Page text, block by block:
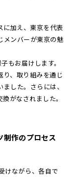
に加え、東京を代表
メンバーが東京の魅
もお届けします。
り、取り組みを通じ
した。さらには、
がなされました。
作のプロセス
けながら、各自で